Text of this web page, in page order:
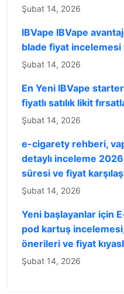
Şubat 14, 2026
IBVape IBVape
blade fiyat incelemesi
Şubat 14, 2026
En Yeni IBVape
fiyatlı satılık likit
Şubat 14, 2026
e-cigarety rehberi,
detaylı inceleme
süresi ve fiyat
Şubat 14, 2026
Yeni başlayanlar için
pod kartuş
önerileri ve fiyat
Şubat 14, 2026